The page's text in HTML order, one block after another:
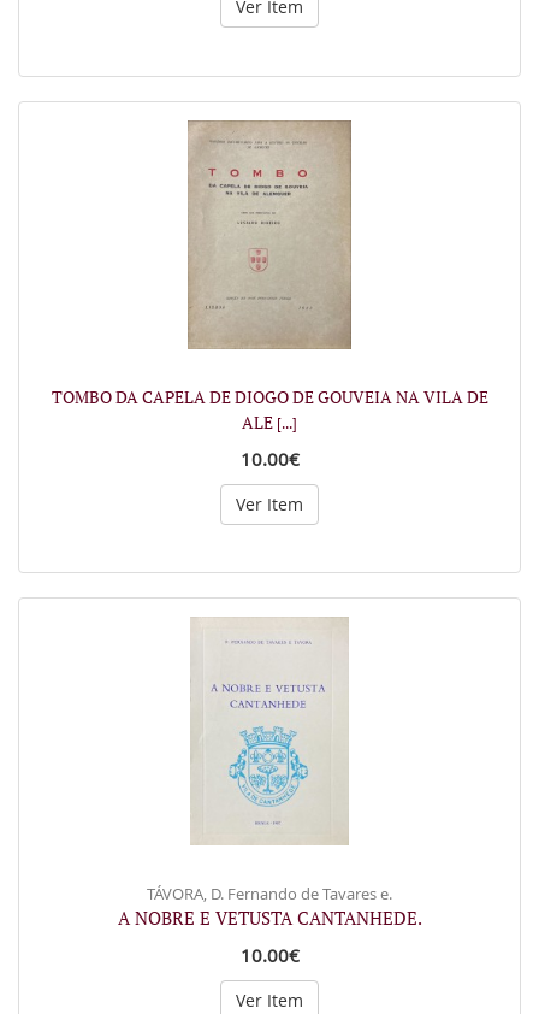
Ver Item
TOMBO DA CAPELA DE DIOGO DE GOUVEIA NA VILA DE
ALE [...]
10.00€
Ver Item
TÁVORA, D. Fernando de Tavares e.
A NOBRE E VETUSTA CANTANHEDE.
10.00€
Ver Item